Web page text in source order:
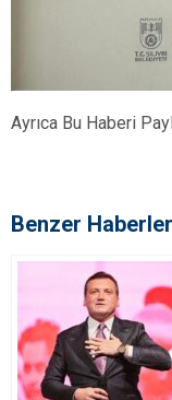
Ayrıca Bu Haberi
Benzer